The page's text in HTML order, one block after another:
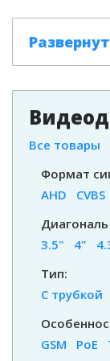
Все товары
Формат
AHD
CVBS
3.5"
4"
Тип:
С трубкой
GSM
PoE